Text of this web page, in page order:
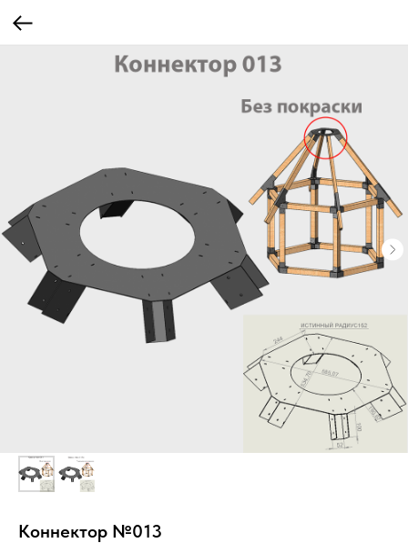
Коннектор №013